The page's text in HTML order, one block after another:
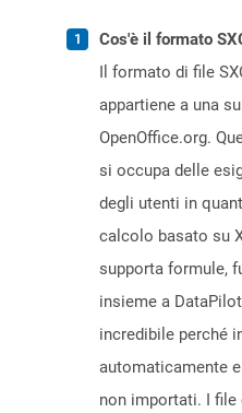
Cos'è il formato
Il formato di file
appartiene a una
OpenOffice.org.
si occupa delle
degli utenti in
calcolo basato su
supporta formule,
insieme a
incredibile perché
automaticamente
non importati. I